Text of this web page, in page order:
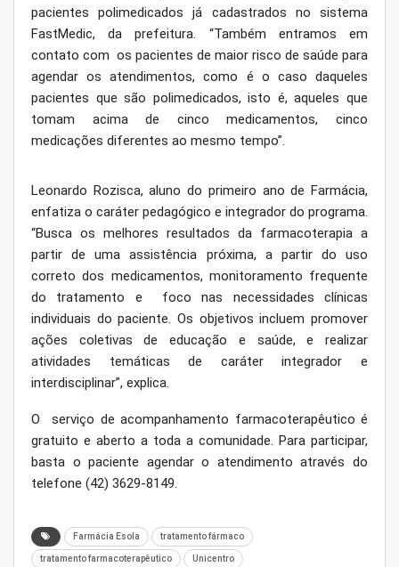
pacientes polimedicados já cadastrados no sistema
FastMedic, da prefeitura. “Também entramos em
contato com os pacientes de maior risco de saúde para
agendar os atendimentos, como é o caso daqueles
pacientes que são polimedicados, isto é, aqueles que
tomam acima de cinco medicamentos, cinco
medicações diferentes ao mesmo tempo”.
Leonardo Rozisca, aluno do primeiro ano de Farmácia,
enfatiza o caráter pedagógico e integrador do programa.
“Busca os melhores resultados da farmacoterapia a
partir de uma assistência próxima, a partir do uso
correto dos medicamentos, monitoramento frequente
do tratamento e foco nas necessidades clínicas
individuais do paciente. Os objetivos incluem promover
ações coletivas de educação e saúde, e realizar
atividades temáticas de caráter integrador e
interdisciplinar”, explica.
O serviço de acompanhamento farmacoterapêutico é
gratuito e aberto a toda a comunidade. Para participar,
basta o paciente agendar o atendimento através do
telefone (42) 3629-8149.
Farmácia Esola tratamento fármaco
tratamento farmacoterapêutico Unicentro